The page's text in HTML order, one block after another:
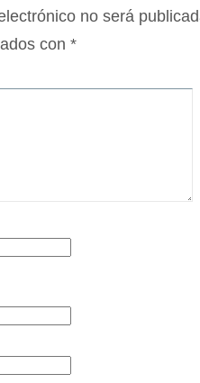
no será
con *